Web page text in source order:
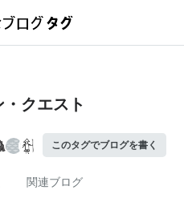
・クエスト
このタグでブログを書く
関連ブログ